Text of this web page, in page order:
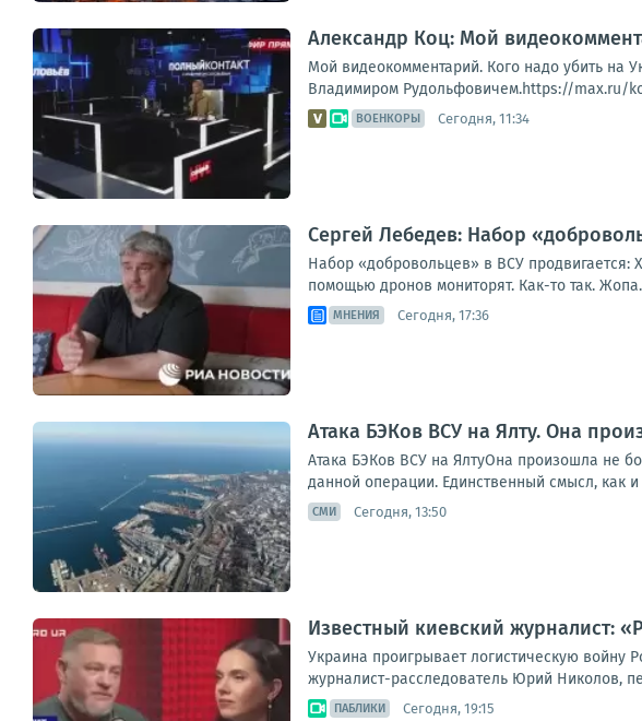
Александр Коц: Мой
Мой видеокомментарий. Кого надо убить на
Владимиром Рудольфовичем.https://max.ru/
ВОЕНКОРЫ Сегодня, 11:34
Сергей Лебедев: Набор
Набор «добровольцев» в ВСУ
помощью дронов мониторят. Как-то так.
МНЕНИЯ Сегодня, 17:36
Атака БЭКов ВСУ на Ялту. Она
Атака БЭКов ВСУ на ЯлтуОна произошла не
данной операции. Единственный смысл, как
СМИ Сегодня, 13:50
Известный киевский журналист:
Украина проигрывает логистическую войну
журналист-расследователь Юрий Николов,
ПАБЛИКИ Сегодня, 19:15